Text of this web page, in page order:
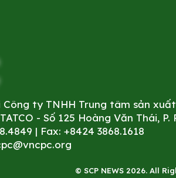
ty TNHH Trung tâm sản
- Số 125 Hoàng Văn Thái,
| Fax: +8424 3868.1618
© SCP NEWS 2026. All